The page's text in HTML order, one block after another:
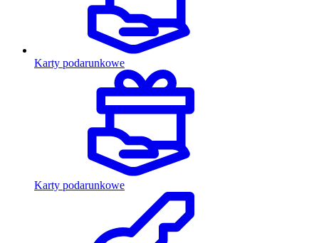
Karty podarunkowe
Karty podarunkowe